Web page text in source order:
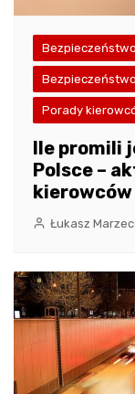
Porady
Ile promili
Polsce –
kierowców
Łukasz Marzec